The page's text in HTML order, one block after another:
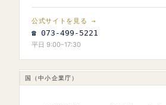
公式サイトを見る →
☎ 073-499-5221
平日 9:00–17:30
国（中小企業庁）